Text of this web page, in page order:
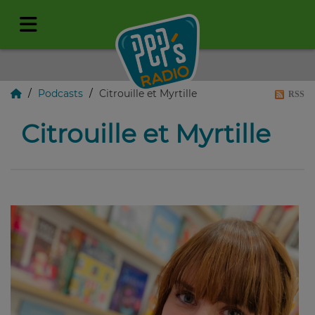
Podcasts Citrouille et Myrtille
Citrouille et Myrtille
RSS